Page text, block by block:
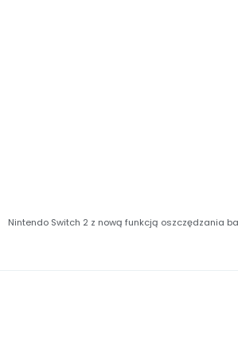
Nintendo Switch 2 z nową funkcją oszczędzania